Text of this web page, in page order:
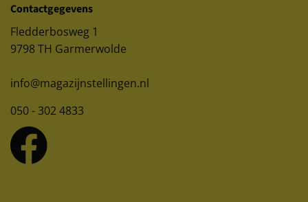
Contactgegevens
Fledderbosweg 1
9798 TH Garmerwolde
info@magazijnstellingen.nl
050 - 302 4833